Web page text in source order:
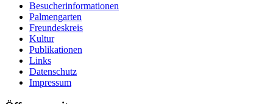
Besucherinformationen
Palmengarten
Freundeskreis
Kultur
Publikationen
Links
Datenschutz
Impressum